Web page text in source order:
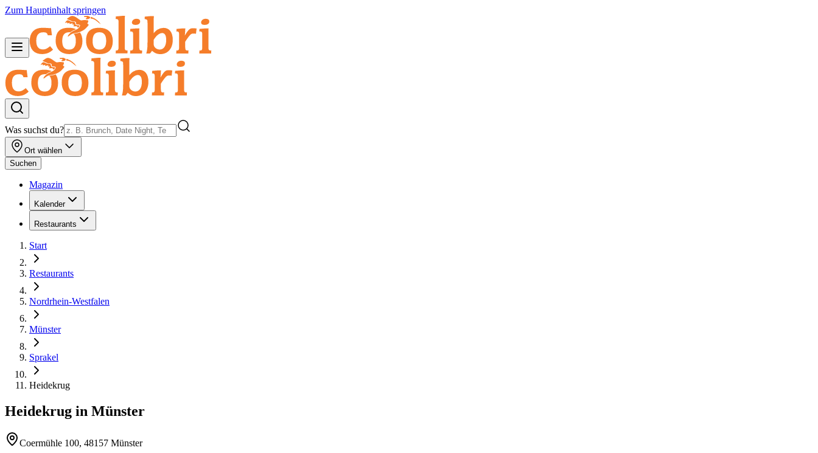
Zum Hauptinhalt springen
Was suchst du?
Ort wählen
Suchen
Magazin
Kalender
Restaurants
Start
Restaurants
Nordrhein-Westfalen
Münster
Sprakel
Heidekrug
Heidekrug in Münster
Coermühle 100, 48157 Münster